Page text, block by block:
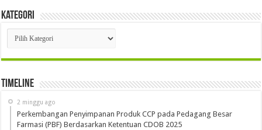
Kategori
Kategori
Timeline
2 minggu ago
Perkembangan Penyimpanan Produk CCP pada Pedagang Besar
Farmasi (PBF) Berdasarkan Ketentuan CDOB 2025